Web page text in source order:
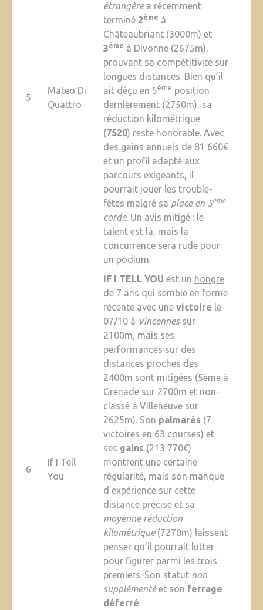
5
Mateo Di
Quattro
étrangèrea récemment
terminé 2ème à
Châteaubriant (3000m) et
3ème à Divonne (2675m),
prouvant sa compétitivité sur
longues distances. Bien qu’il
ait déçu en 5ème position
dernièrement (2750m), sa
réduction kilométrique
(7520) reste honorable. Avec
des gains annuels de 81 660€
et un profil adapté aux
parcours exigeants, il
pourrait jouer les trouble-
fêtes malgré sa place en 5ème
corde. Un avis mitigé : le
talent est là, mais la
concurrence sera rude pour
un podium.
6
If I Tell
You
IF I TELL YOU est un hongre
de 7 ans qui semble en forme
récente avec une victoire le
07/10 à Vincennessur
2100m, mais ses
performances sur des
distances proches des
2400m sont mitigées (5ème à
Grenade sur 2700m et non-
classé à Villeneuve sur
2625m). Son palmarès(7
victoires en 63 courses) et
ses gains(213 770€)
montrent une certaine
régularité, mais son manque
d’expérience sur cette
distance précise et sa
moyenne réduction
kilométrique(7270m) laissent
penser qu’il pourrait lutter
pour figurer parmi les trois
premiers. Son statut non
supplémentéet son ferrage
déferré